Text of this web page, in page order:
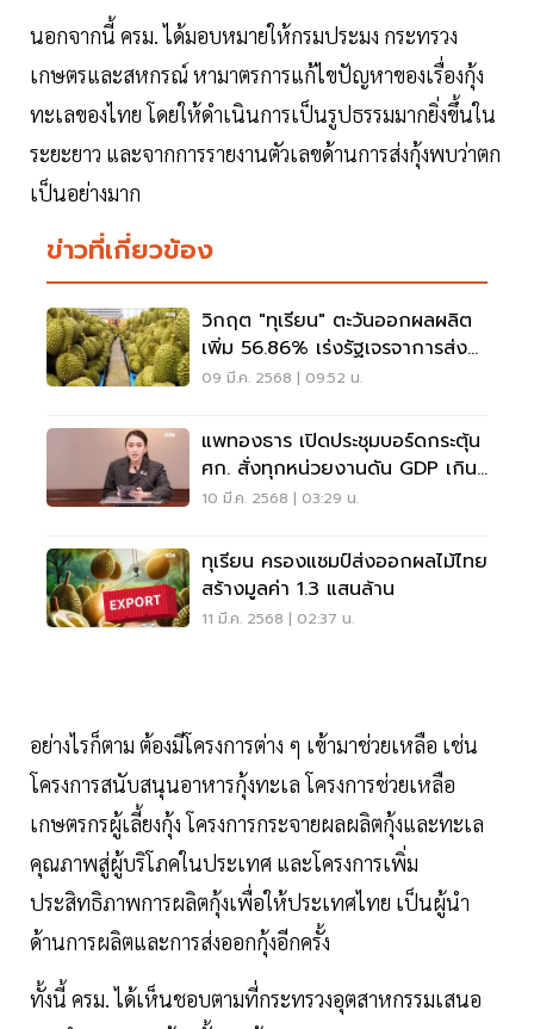
นอกจากนี้ ครม. ได้มอบหมายให้กรมประมง กระทรวง
เกษตรและสหกรณ์ หามาตรการแก้ไขปัญหาของเรื่องกุ้ง
ทะเลของไทย โดยให้ดำเนินการเป็นรูปธรรมมากยิ่งขึ้นใน
ระยะยาว และจากการรายงานตัวเลขด้านการส่งกุ้งพบว่าตก
เป็นอย่างมาก
ข่าวที่เกี่ยวข้อง
วิกฤต "ทุเรียน" ตะวันออกผลผลิต
เพิ่ม 56.86% เร่งรัฐเจรจาการส่ง
ออก
09 มี.ค. 2568 | 09:52 น.
แพทองธาร เปิดประชุมบอร์ดกระตุ้น
ศก. สั่งทุกหน่วยงานดัน GDP เกิน
3%
10 มี.ค. 2568 | 03:29 น.
ทุเรียน ครองแชมป์ส่งออกผลไม้ไทย
สร้างมูลค่า 1.3 แสนล้าน
11 มี.ค. 2568 | 02:37 น.
อย่างไรก็ตาม ต้องมีโครงการต่าง ๆ เข้ามาช่วยเหลือ เช่น
โครงการสนับสนุนอาหารกุ้งทะเล โครงการช่วยเหลือ
เกษตรกรผู้เลี้ยงกุ้ง โครงการกระจายผลผลิตกุ้งและทะเล
คุณภาพสู่ผู้บริโภคในประเทศ และโครงการเพิ่ม
ประสิทธิภาพการผลิตกุ้งเพื่อให้ประเทศไทย เป็นผู้นำ
ด้านการผลิตและการส่งออกกุ้งอีกครั้ง
ทั้งนี้ ครม. ได้เห็นชอบตามที่กระทรวงอุตสาหกรรมเสนอ